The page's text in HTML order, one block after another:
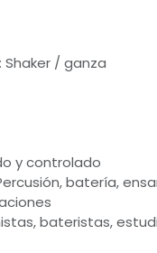
/ ganza
y controlado
batería,
bateristas,